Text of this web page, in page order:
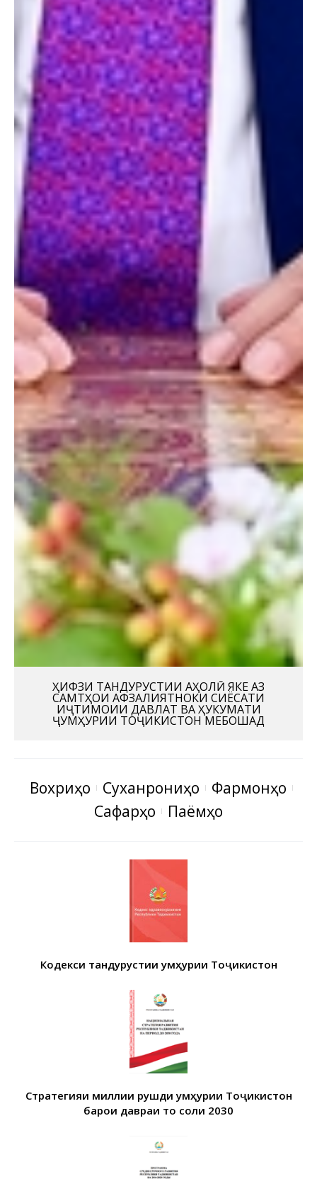
ҲИФЗИ ТАНДУРУСТИИ АҲОЛӢ ЯКЕ АЗ
САМТҲОИ АФЗАЛИЯТНОКИ СИЁСАТИ
ИҶТИМОИИ ДАВЛАТ ВА ҲУКУМАТИ
ҶУМҲУРИИ ТОҶИКИСТОН МЕБОШАД
Вохӯриҳо Суханрониҳо
Фармонҳо
Сафарҳо
Паёмҳо
Кодекси тандурустии Ҷумҳурии Тоҷикистон
Стратегияи миллии рушди Ҷумҳурии Тоҷикистон
барои давраи то соли 2030